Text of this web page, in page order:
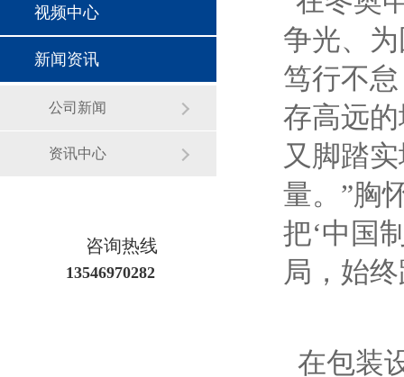
争光、
笃行不
存高远
又脚踏
量。 ”胸
把‘中国
局，始
在包装
视频中心
新闻资讯
公司新闻
资讯中心
咨询热线
13546970282